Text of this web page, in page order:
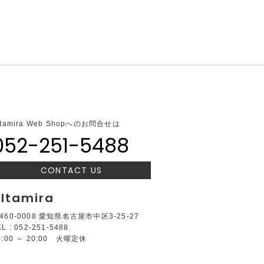
Web Shopへのお問合せは
251-5488
CONTACT US
0008 愛知県名古屋市中区3-25-27
: 052-251-5488
～ 20:00 火曜定休